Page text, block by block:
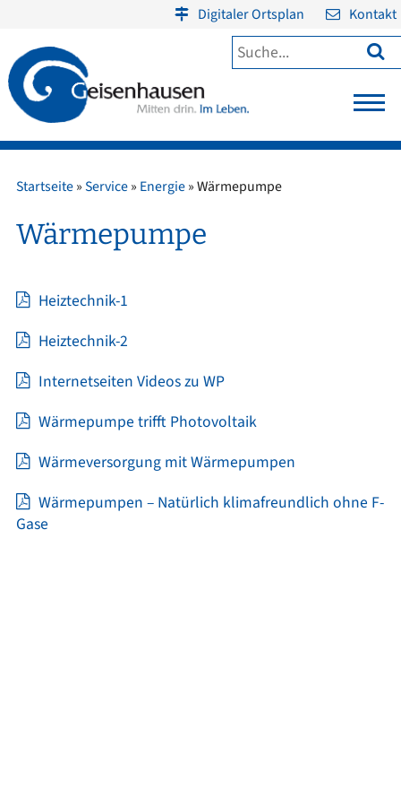
Digitaler Ortsplan Kontakt

Startseite»Service» Energie»Wärmepumpe
Wärmepumpe
Heiztechnik-1
Heiztechnik-2
Internetseiten Videos zu WP
Wärmepumpe trifft Photovoltaik
Wärmeversorgung mit Wärmepumpen
Wärmepumpen – Natürlich klimafreundlich ohne F-
Gase